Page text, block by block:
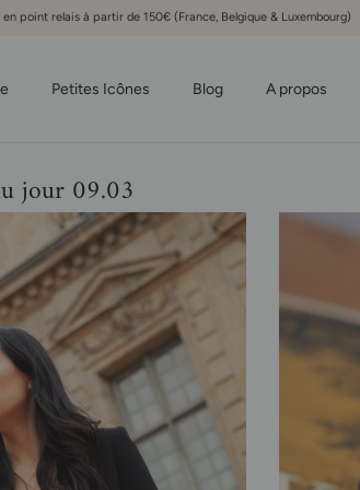
point relais à partir de 150€ (France, Belgique & Luxembourg)
Petites Icônes Blog A propos
jour 09.03